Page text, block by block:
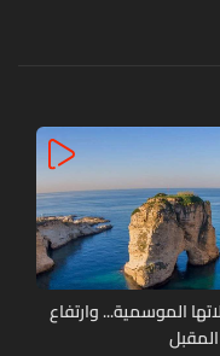
الموسمية... وارتفاع